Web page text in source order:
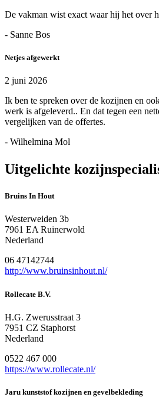
De vakman wist exact waar hij het over
- Sanne Bos
Netjes afgewerkt
2 juni 2026
Ik ben te spreken over de kozijnen en
werk is afgeleverd.. En dat tegen een
vergelijken van de offertes.
- Wilhelmina Mol
Uitgelichte
Bruins In Hout
Westerweiden 3b
7961 EA Ruinerwold
Nederland
06 47142744
http://www.bruinsinhout.nl/
Rollecate B.V.
H.G. Zwerusstraat 3
7951 CZ Staphorst
Nederland
0522 467 000
https://www.rollecate.nl/
Jaru kunststof kozijnen en gevelbekleding